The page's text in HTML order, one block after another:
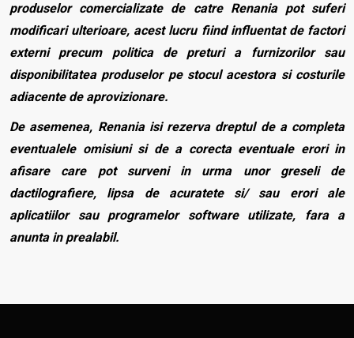
produselor comercializate de catre Renania pot suferi
modificari ulterioare, acest lucru fiind influentat de factori
externi precum politica de preturi a furnizorilor sau
disponibilitatea produselor pe stocul acestora si costurile
adiacente de aprovizionare.
De asemenea, Renania isi rezerva dreptul de a completa
eventualele omisiuni si de a corecta eventuale erori in
afisare care pot surveni in urma unor greseli de
dactilografiere, lipsa de acuratete si/ sau erori ale
aplicatiilor sau programelor software utilizate, fara a
anunta in prealabil.